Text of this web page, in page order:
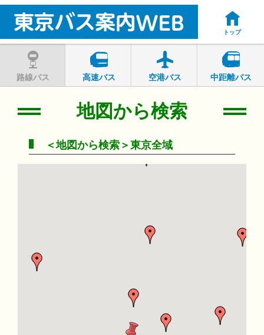
トップ
路線バス 高速バス 空港バス 中距離バス
地図から検索
＜地図から検索＞東京全域